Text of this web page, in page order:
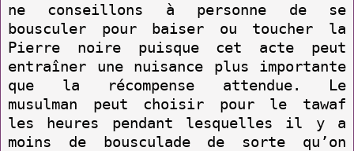
ne conseillons à personne de se
bousculer pour baiser ou toucher la
Pierre noire puisque cet acte peut
entraîner une nuisance plus importante
que la récompense attendue. Le
musulman peut choisir pour le tawaf
les heures pendant lesquelles il y a
moins de bousculade de sorte qu’on